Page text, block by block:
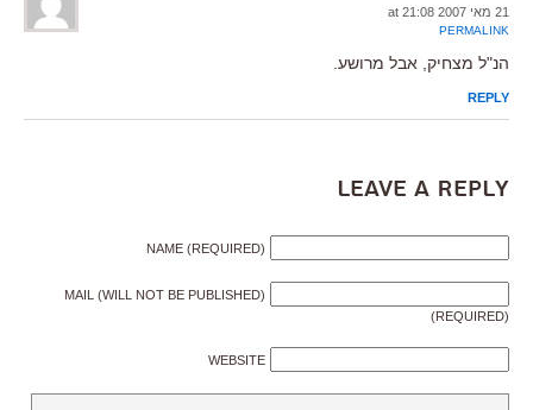
21 מאי 2007 at 21:08
PERMALINK
הנ"ל מצחיק, אבל מרושע.
REPLY
Leave a Reply
NAME (REQUIRED)
MAIL (WILL NOT BE PUBLISHED)
(REQUIRED)
WEBSITE